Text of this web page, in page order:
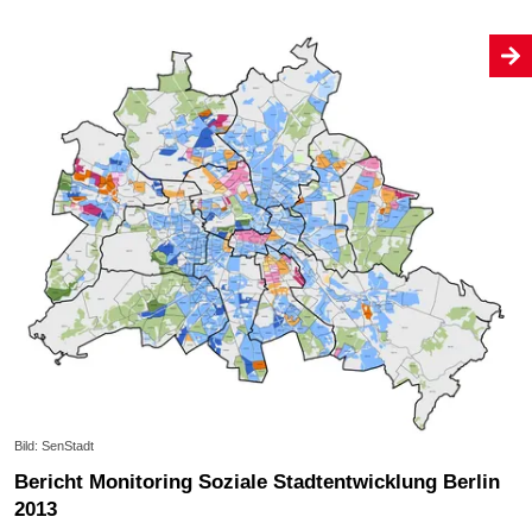
Bild: SenStadt
Bericht Monitoring Soziale Stadtentwicklung Berlin
2013